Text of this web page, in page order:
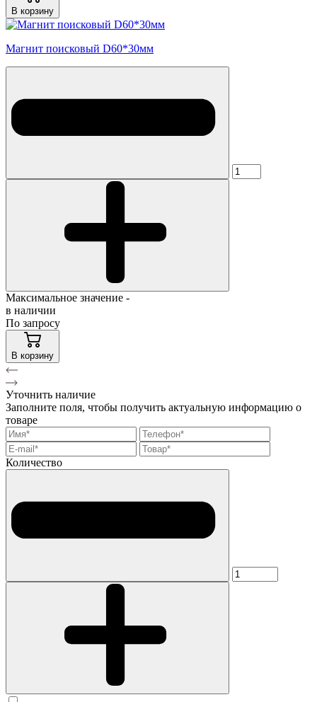
В корзину
Магнит поисковый D60*30мм
Максимальное значение -
в наличии
По запросу
В корзину
Уточнить наличие
Заполните поля, чтобы получить актуальную информацию о
товаре
Количество